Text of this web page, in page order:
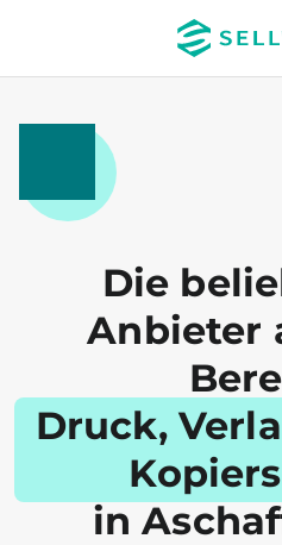
Die
Anbieter
Druck,
in